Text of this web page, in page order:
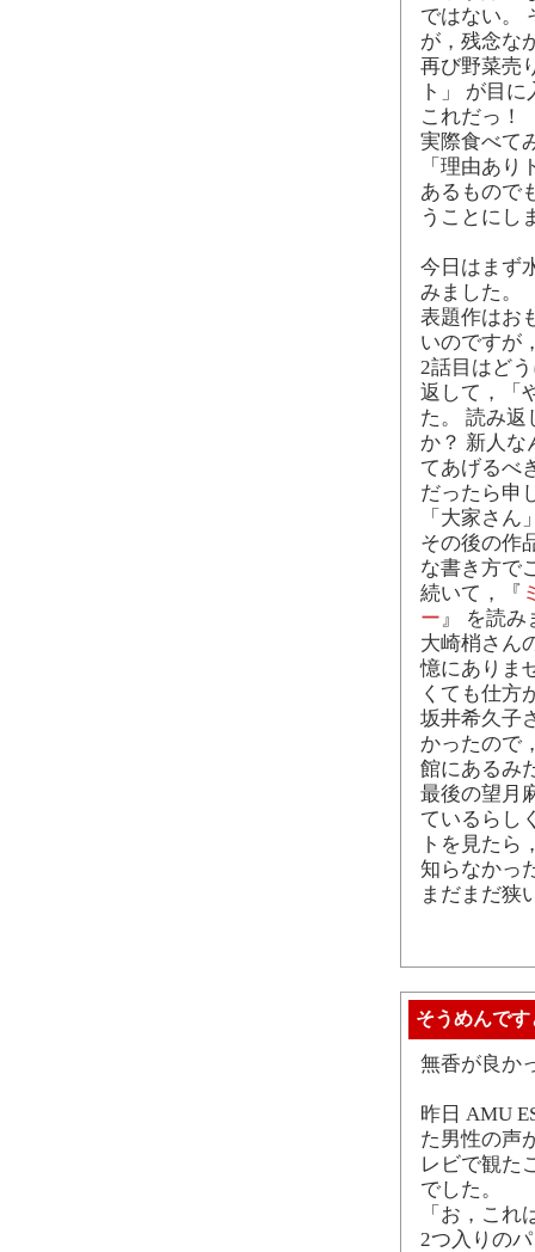
ではない。
が，残念な
再び野菜売
ト」 が目
これだっ！
実際食べて
「理由あ
あるもので
うことにし
今日はまず
みました。
表題作はお
いのですが
2話目はど
返して，「
た。 読み返
か？ 新人な
てあげるべ
だったら申
「大家さ
その後の作
な書き方で
続いて，『
ー』 を読み
大崎梢さん
憶にありま
くても仕方
坂井希久子
かったので
館にあるみ
最後の望月
ているらし
トを見たら
知らなかっ
まだまだ狭
そうめんで
無香が良か
昨日 AMU
た男性の声
レビで観た
でした。
「お，こ
2つ入りの